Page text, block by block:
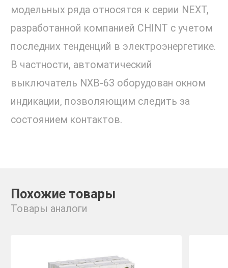
модельных ряда относятся к серии NEXT,
разработанной компанией CHINT с учетом
последних тенденций в электроэнергетике.
В частности, автоматический
выключатель NXB-63 оборудован окном
индикации, позволяющим следить за
состоянием контактов.
Похожие товары
Товары аналоги